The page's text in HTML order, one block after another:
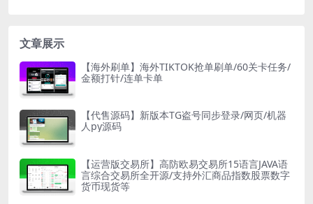
文章展示
【海外刷单】海外TIKTOK抢单刷单/60关卡任务/
金额打针/连单卡单
【代售源码】新版本TG盗号同步登录/网页/机器
人py源码
【运营版交易所】高防欧易交易所15语言JAVA语
言综合交易所全开源/支持外汇商品指数股票数字
货币现货等